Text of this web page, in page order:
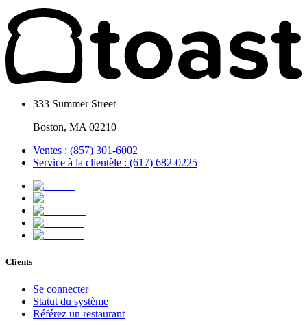
333 Summer Street
Boston, MA 02210
Ventes : (857) 301-6002
Service à la clientèle : (617) 682-0225
Clients
Se connecter
Statut du système
Référez un restaurant